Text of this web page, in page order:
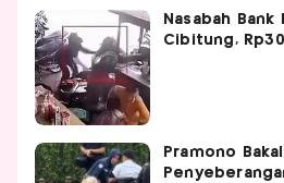
Nasabah
Cibitung,
Pramono